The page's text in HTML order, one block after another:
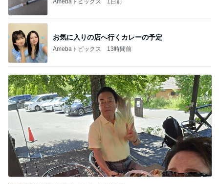
お気に入りの店へ行くカレーの予定
Amebaトピックス 13時間前